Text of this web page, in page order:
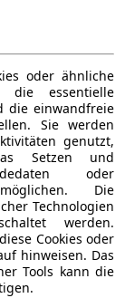
oder ähnliche
die essentielle
die einwandfreie
Sie werden
genutzt,
Setzen und
oder
Die
Technologien
werden.
Cookies oder
hinweisen. Das
Tools kann die